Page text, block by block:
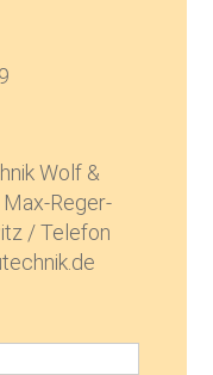
Wolf &
Reger-
/ Telefon